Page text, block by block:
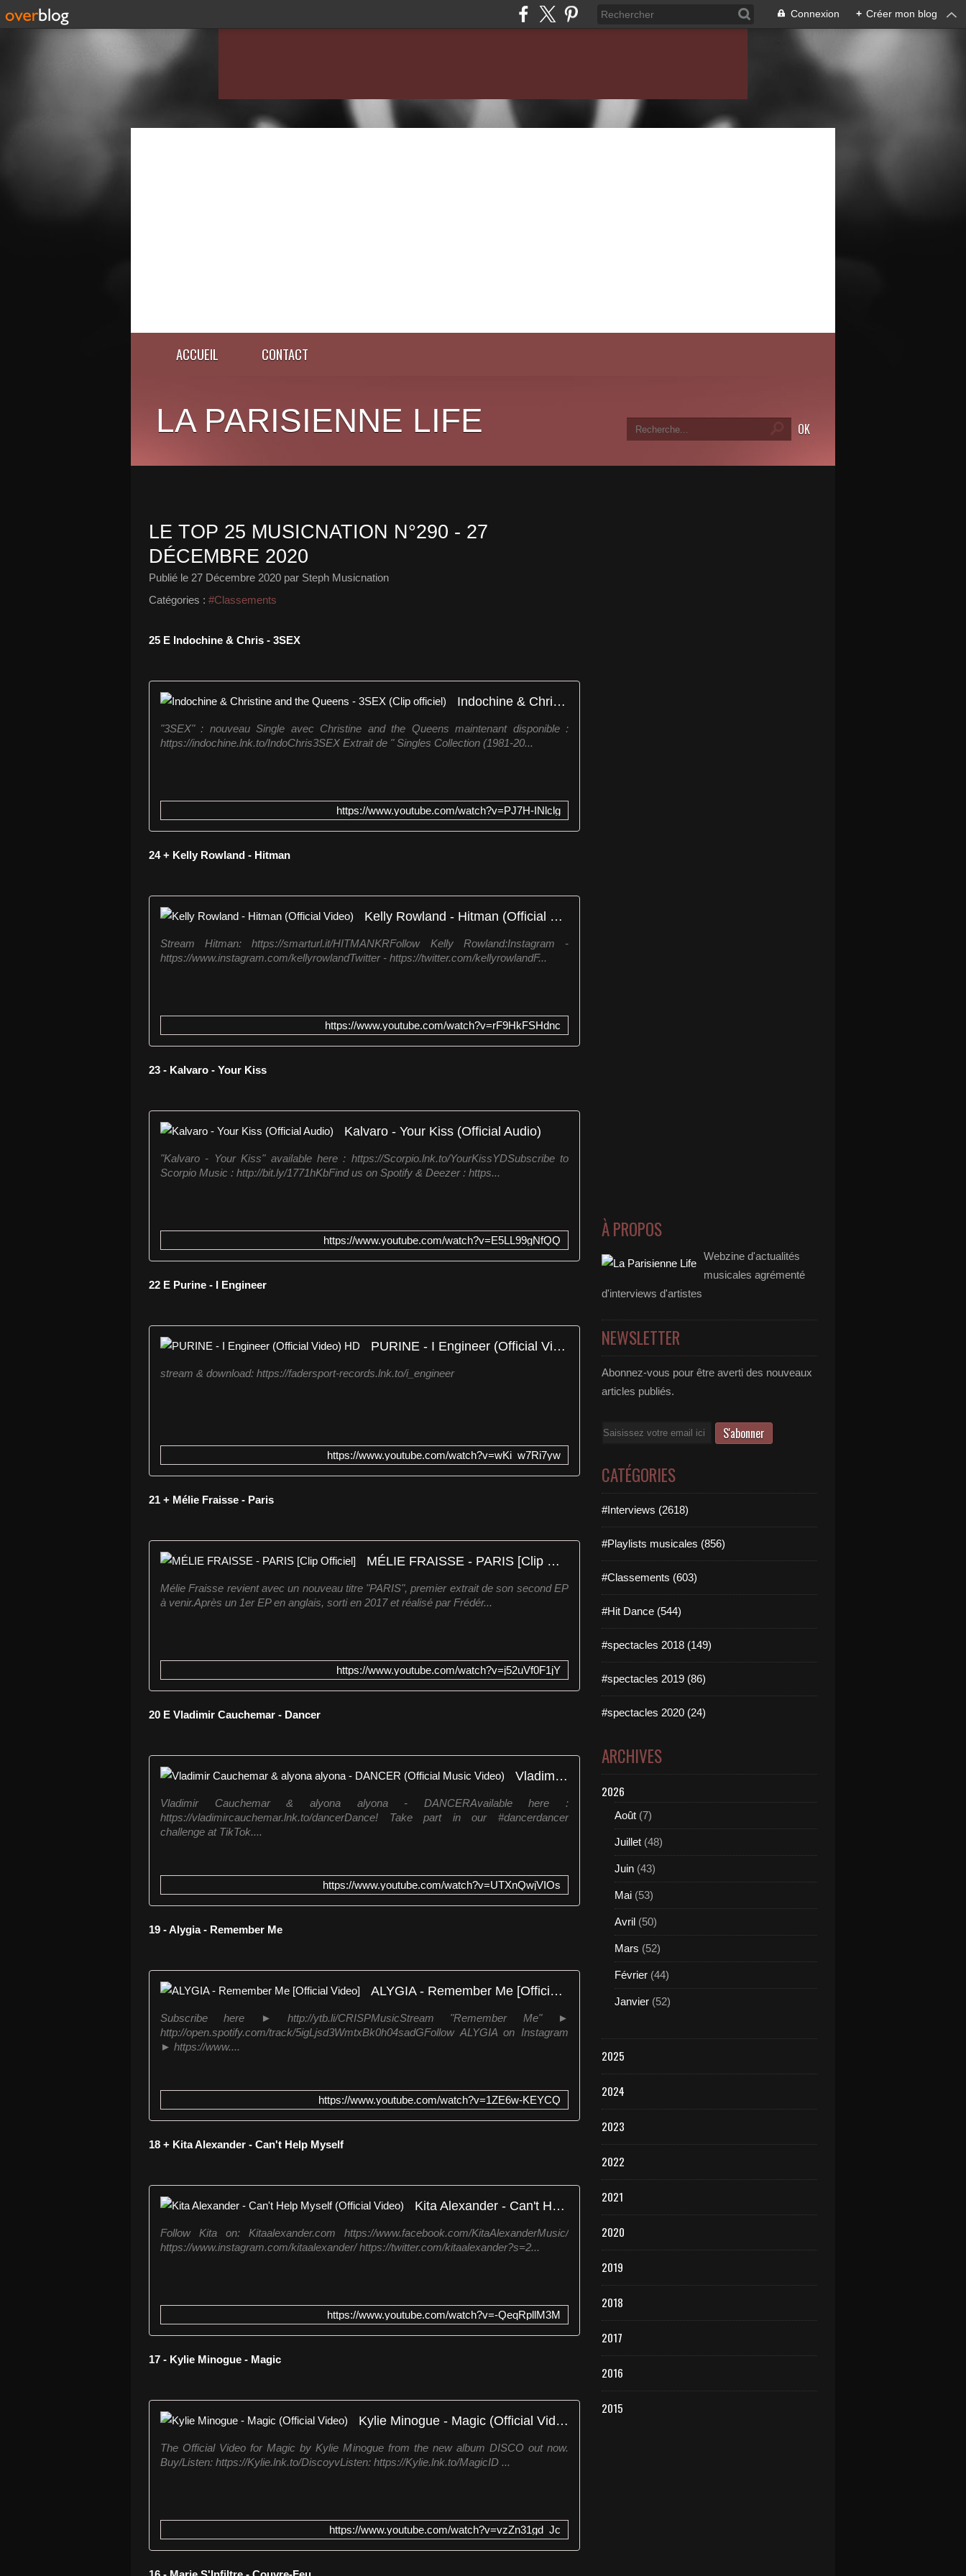
Connexion + Créer mon blog
ACCUEIL CONTACT
LA PARISIENNE LIFE
LE TOP 25 MUSICNATION N°290 - 27
DÉCEMBRE 2020
Publié le 27 Décembre 2020 par Steph Musicnation
Catégories : #Classements
25 E Indochine & Chris - 3SEX
Indochine & Christine and the Queens - 3SEX (Clip officiel)
"3SEX" : nouveau Single avec Christine and the Queens maintenant disponible :
https://indochine.lnk.to/IndoChris3SEX Extrait de " Singles Collection (1981-20...
https://www.youtube.com/watch?v=PJ7H-INlclg
24 + Kelly Rowland - Hitman
Kelly Rowland - Hitman (Official Video)
Stream Hitman: https://smarturl.it/HITMANKRFollow Kelly Rowland:Instagram -
https://www.instagram.com/kellyrowlandTwitter - https://twitter.com/kellyrowlandF...
https://www.youtube.com/watch?v=rF9HkFSHdnc
23 - Kalvaro - Your Kiss
Kalvaro - Your Kiss (Official Audio)
"Kalvaro - Your Kiss" available here : https://Scorpio.lnk.to/YourKissYDSubscribe to
Scorpio Music : http://bit.ly/1771hKbFind us on Spotify & Deezer : https...
https://www.youtube.com/watch?v=E5LL99gNfQQ
22 E Purine - I Engineer
PURINE - I Engineer (Official Video) HD
stream & download: https://fadersport-records.lnk.to/i_engineer
https://www.youtube.com/watch?v=wKi_w7Ri7yw
21 + Mélie Fraisse - Paris
MÉLIE FRAISSE - PARIS [Clip Officiel]
Mélie Fraisse revient avec un nouveau titre "PARIS", premier extrait de son second EP
à venir.Après un 1er EP en anglais, sorti en 2017 et réalisé par Frédér...
https://www.youtube.com/watch?v=j52uVf0F1jY
20 E Vladimir Cauchemar - Dancer
Vladimir Cauchemar & alyona alyona - DANCER (Official Music Video)
Vladimir Cauchemar & alyona alyona - DANCERAvailable here :
https://vladimircauchemar.lnk.to/dancerDance! Take part in our #dancerdancer
challenge at TikTok....
https://www.youtube.com/watch?v=UTXnQwjVIOs
19 - Alygia - Remember Me
ALYGIA - Remember Me [Official Video]
Subscribe here ► http://ytb.li/CRISPMusicStream "Remember Me" ►
http://open.spotify.com/track/5igLjsd3WmtxBk0h04sadGFollow ALYGIA on Instagram
► https://www....
https://www.youtube.com/watch?v=1ZE6w-KEYCQ
18 + Kita Alexander - Can't Help Myself
Kita Alexander - Can't Help Myself (Official Video)
Follow Kita on: Kitaalexander.com https://www.facebook.com/KitaAlexanderMusic/
https://www.instagram.com/kitaalexander/ https://twitter.com/kitaalexander?s=2...
https://www.youtube.com/watch?v=-QeqRpllM3M
17 - Kylie Minogue - Magic
Kylie Minogue - Magic (Official Video)
The Official Video for Magic by Kylie Minogue from the new album DISCO out now.
Buy/Listen: https://Kylie.lnk.to/DiscoyvListen: https://Kylie.lnk.to/MagicID ...
https://www.youtube.com/watch?v=vzZn31gd_Jc
À PROPOS
Webzine d'actualités
musicales agrémenté
d'interviews d'artistes
NEWSLETTER
Abonnez-vous pour être averti des nouveaux
articles publiés.
Email
CATÉGORIES
#Interviews (2618)
#Playlists musicales (856)
#Classements (603)
#Hit Dance (544)
#spectacles 2018 (149)
#spectacles 2019 (86)
#spectacles 2020 (24)
ARCHIVES
2026
Août (7)
Juillet (48)
Juin (43)
Mai (53)
Avril (50)
Mars (52)
Février (44)
Janvier (52)
2025
2024
2023
2022
2021
2020
2019
2018
2017
2016
2015